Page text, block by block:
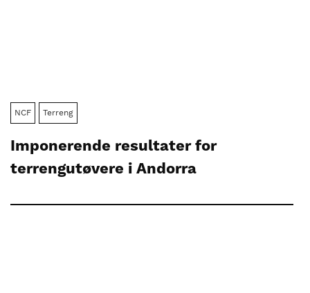
NCF Terreng
Imponerende resultater for
terrengutøvere i Andorra